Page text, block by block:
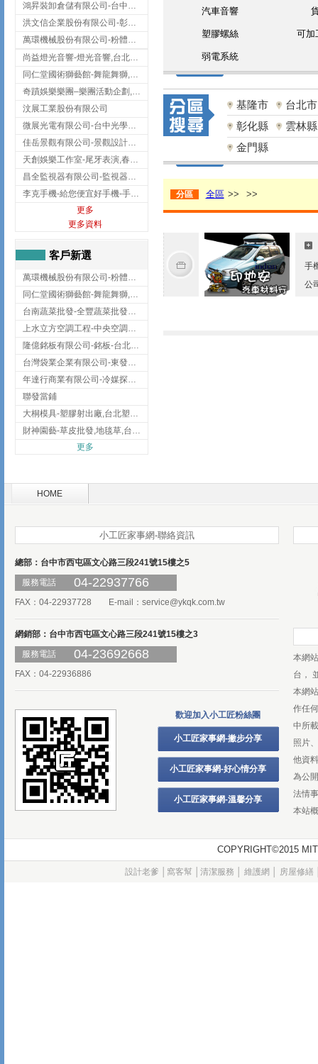
鴻昇裝卸倉儲有限公司-台中貨櫃裝卸
洪文信企業股份有限公司-彰化鋅合金鑄造,彰化五金加工,彰化五金配件
萬環機械股份有限公司-粉體塗裝設備,輸送機,輸送機設備,台南輸送機
尚益燈光音響-燈光音響,台北燈光音響,台北燈光音響出租
同仁堂國術獅藝館-舞龍舞獅,台中舞龍舞獅
奇蹟娛樂樂團–樂團活動企劃,台中樂團表演,台中婚禮樂團
汶展工業股份有限公司
微展光電有限公司-台中光學鍍膜,optical filter taiwan,台灣光學鍍膜
佳岳景觀有限公司-景觀設計公司,台北景觀設計,台北景觀工程,中山區景觀設計
天創娛樂工作室-尾牙表演,春酒表演,板橋尾牙表演
昌全監視器有限公司-監視器安裝,高雄監視器安裝,鳳山區監視器安裝
李克手機-給您便宜好手機-手機收購,屏東手機收購
更多
更多資料
客戶新選
萬環機械股份有限公司-粉體塗裝設備,輸送機,輸送機設備,台南輸送機
同仁堂國術獅藝館-舞龍舞獅,台中舞龍舞獅
台南蔬菜批發-全豐蔬菜批發專送/台南蔬菜箱宅配到府
上水立方空調工程-中央空調規劃,台北中央空調規劃
隆億銘板有限公司-銘板-台北銘板-板橋銘板
台灣袋業企業有限公司-東發企業社/台中太空袋/太空包
年達行商業有限公司-冷媒探漏儀,壓力錶組,真空泵浦,台北冷凍空調材料
聯發當鋪
大桐模具-塑膠射出廠,台北塑膠射出廠
財神園藝-草皮批發,地毯草,台北草,彰化地毯草,彰化台北草
更多
汽車音響
塑膠螺絲 可加
弱電系統
基隆市
台北市
彰化縣
雲林縣
金門縣
分區 全區 >> >>
手
公
HOME
小工匠家事網-聯絡資訊
總部：台中市西屯區文心路三段241號15樓之5
服務電話
04-22937766
FAX：04-22937728 E-mail： service@ykqk.com.tw
網銷部：台中市西屯區文心路三段241號15樓之3
服務電話
04-23692668
FAX：04-22936886
歡迎加入小工匠粉絲團
小工匠家事網-撇步分享
小工匠家事網-好心情分享
小工匠家事網-溫馨分享
本網
台，
本網
作任
中所
照片
他資
為公
法情
本站
COPYRIGHT©2015
設計老爹 窩客幫 清潔服務 維護網 房屋修繕